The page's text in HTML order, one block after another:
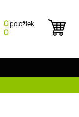
0 položiek
0